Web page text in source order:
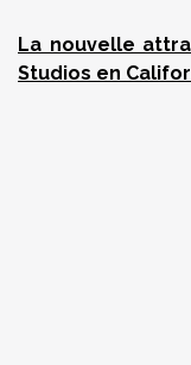
La nouvelle
Studios en